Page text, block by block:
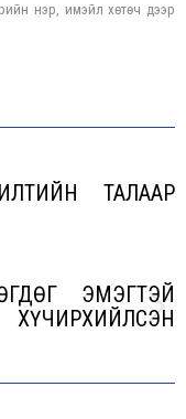
нэр, имэйл хөтөч дээр
ТАЛААР
ЭМЭГТЭЙ